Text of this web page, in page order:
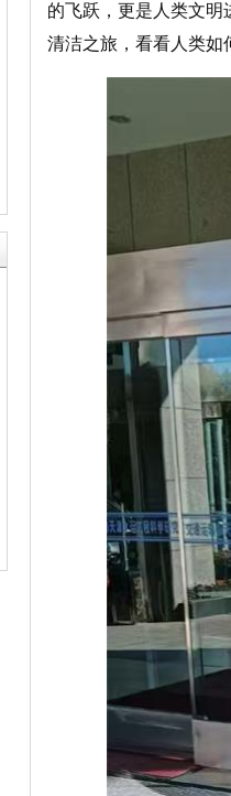
的飞跃，更是人类文
清洁之旅，看看人类如